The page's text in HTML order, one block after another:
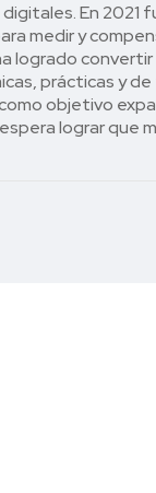
En 2021
medir y
logrado
prácticas y de
objetivo
lograr que